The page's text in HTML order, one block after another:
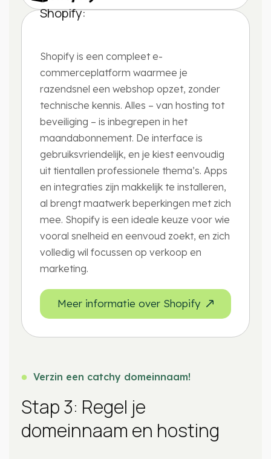
Shopify:
Shopify is een compleet e-
commerceplatform waarmee je
razendsnel een webshop opzet, zonder
technische kennis. Alles – van hosting tot
beveiliging – is inbegrepen in het
maandabonnement. De interface is
gebruiksvriendelijk, en je kiest eenvoudig
uit tientallen professionele thema’s. Apps
en integraties zijn makkelijk te installeren,
al brengt maatwerk beperkingen met zich
mee. Shopify is een ideale keuze voor wie
vooral snelheid en eenvoud zoekt, en zich
volledig wil focussen op verkoop en
marketing.
Meer informatie over Shopify
Verzin een catchy domeinnaam!
Stap 3: Regel je
domeinnaam en hosting